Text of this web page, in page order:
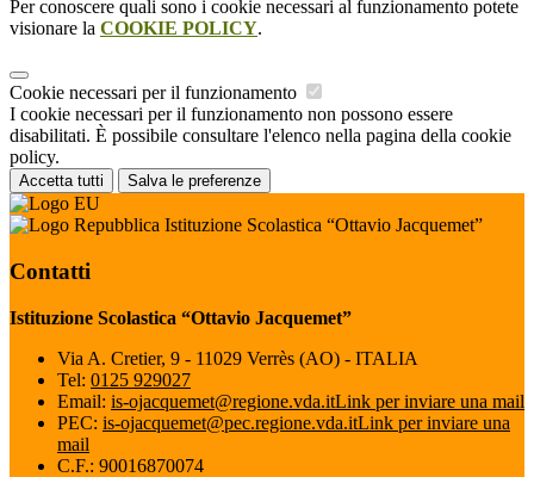
Per conoscere quali sono i cookie necessari al funzionamento potete
visionare la COOKIE POLICY.
Cookie necessari per il funzionamento
I cookie necessari per il funzionamento non possono essere
disabilitati. È possibile consultare l'elenco nella pagina della cookie
policy.
Accetta tutti Salva le preferenze
Istituzione Scolastica “Ottavio Jacquemet”
Contatti
Istituzione Scolastica “Ottavio Jacquemet”
Via A. Cretier, 9 - 11029 Verrès (AO) - ITALIA
Tel: 0125 929027
Email: is-ojacquemet@regione.vda.itLink per inviare una mail
PEC: is-ojacquemet@pec.regione.vda.itLink per inviare una
mail
C.F.: 90016870074